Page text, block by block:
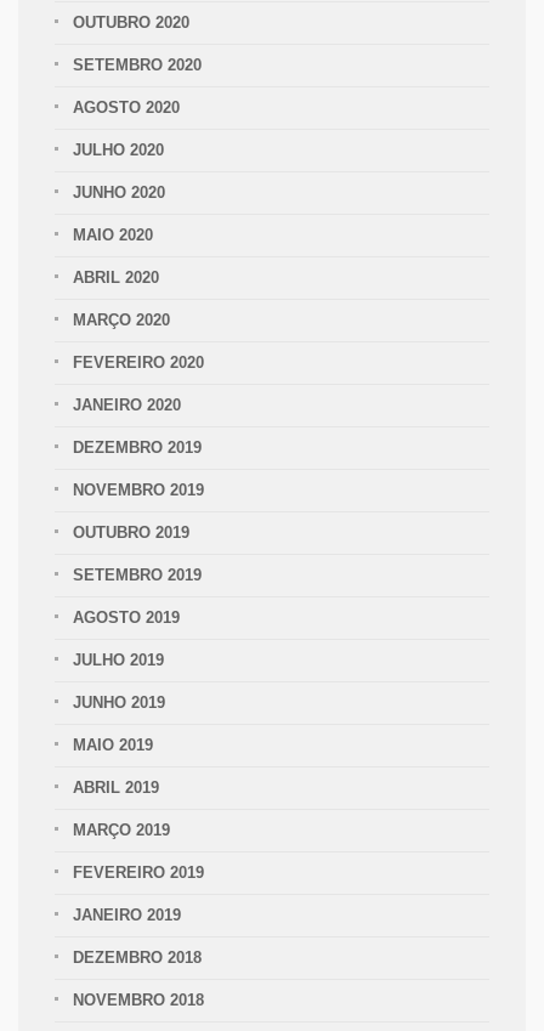
OUTUBRO 2020
SETEMBRO 2020
AGOSTO 2020
JULHO 2020
JUNHO 2020
MAIO 2020
ABRIL 2020
MARÇO 2020
FEVEREIRO 2020
JANEIRO 2020
DEZEMBRO 2019
NOVEMBRO 2019
OUTUBRO 2019
SETEMBRO 2019
AGOSTO 2019
JULHO 2019
JUNHO 2019
MAIO 2019
ABRIL 2019
MARÇO 2019
FEVEREIRO 2019
JANEIRO 2019
DEZEMBRO 2018
NOVEMBRO 2018